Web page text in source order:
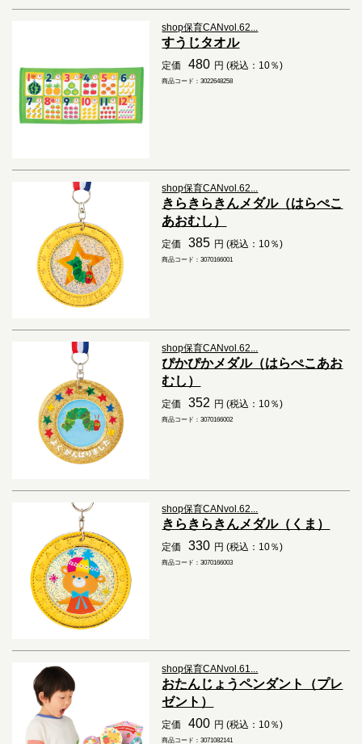
shop保育CANvol.62...
すうじタオル
定価 480 円 (税込：10％)
商品コード：3022648258
shop保育CANvol.62...
きらきらきんメダル（はらぺこ
あおむし）
定価 385 円 (税込：10％)
商品コード：3070166001
shop保育CANvol.62...
ぴかぴかメダル（はらぺこあお
むし）
定価 352 円 (税込：10％)
商品コード：3070166002
shop保育CANvol.62...
きらきらきんメダル（くま）
定価 330 円 (税込：10％)
商品コード：3070166003
shop保育CANvol.61...
おたんじょうペンダント（プレ
ゼント）
定価 400 円 (税込：10％)
商品コード：3071082141